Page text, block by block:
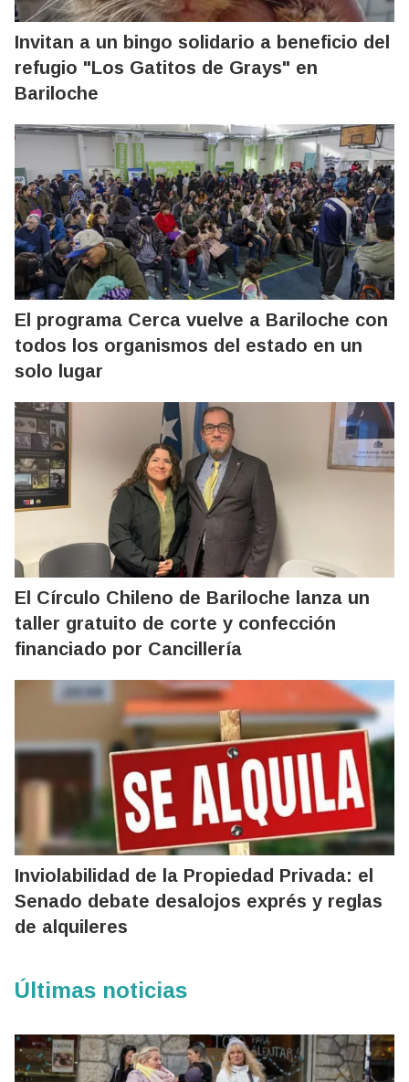
Invitan a un bingo solidario a beneficio del
refugio "Los Gatitos de Grays" en
Bariloche
El programa Cerca vuelve a Bariloche con
todos los organismos del estado en un
solo lugar
El Círculo Chileno de Bariloche lanza un
taller gratuito de corte y confección
financiado por Cancillería
Inviolabilidad de la Propiedad Privada: el
Senado debate desalojos exprés y reglas
de alquileres
Últimas noticias